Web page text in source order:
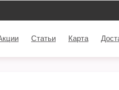
Статьи Карта